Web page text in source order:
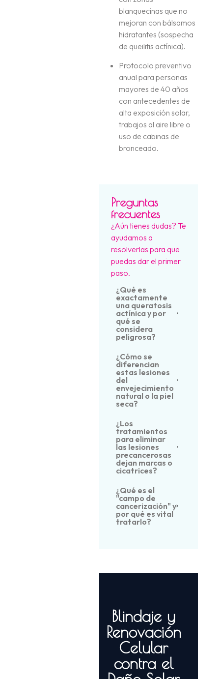
blanquecinas que no
mejoran con bálsamos
hidratantes (sospecha
de queilitis actínica).
Protocolo preventivo
anual para personas
mayores de 40 años
con antecedentes de
alta exposición solar,
trabajos al aire libre o
uso de cabinas de
bronceado.
Preguntas
frecuentes
¿Aún tienes dudas? Te
ayudamos a
resolverlas para que
puedas dar el primer
paso.
¿Qué es
exactamente
una queratosis
actínica y por
qué se
considera
peligrosa?
¿Cómo se
diferencian
estas lesiones
del
envejecimiento
natural o la piel
seca?
¿Los
tratamientos
para eliminar
las lesiones
precancerosas
dejan marcas o
cicatrices?
¿Qué es el
"campo de
cancerización" y
por qué es vital
tratarlo?
Blindaje y
Renovación
Celular
contra el